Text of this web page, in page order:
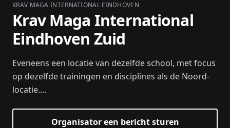
KRAV MAGA INTERNATIONAL EINDHOVEN
Krav Maga International
Eindhoven Zuid
Eveneens een locatie van dezelfde school, met focus
op dezelfde trainingen en disciplines als de Noord-
locatie....
Organisator een bericht sturen